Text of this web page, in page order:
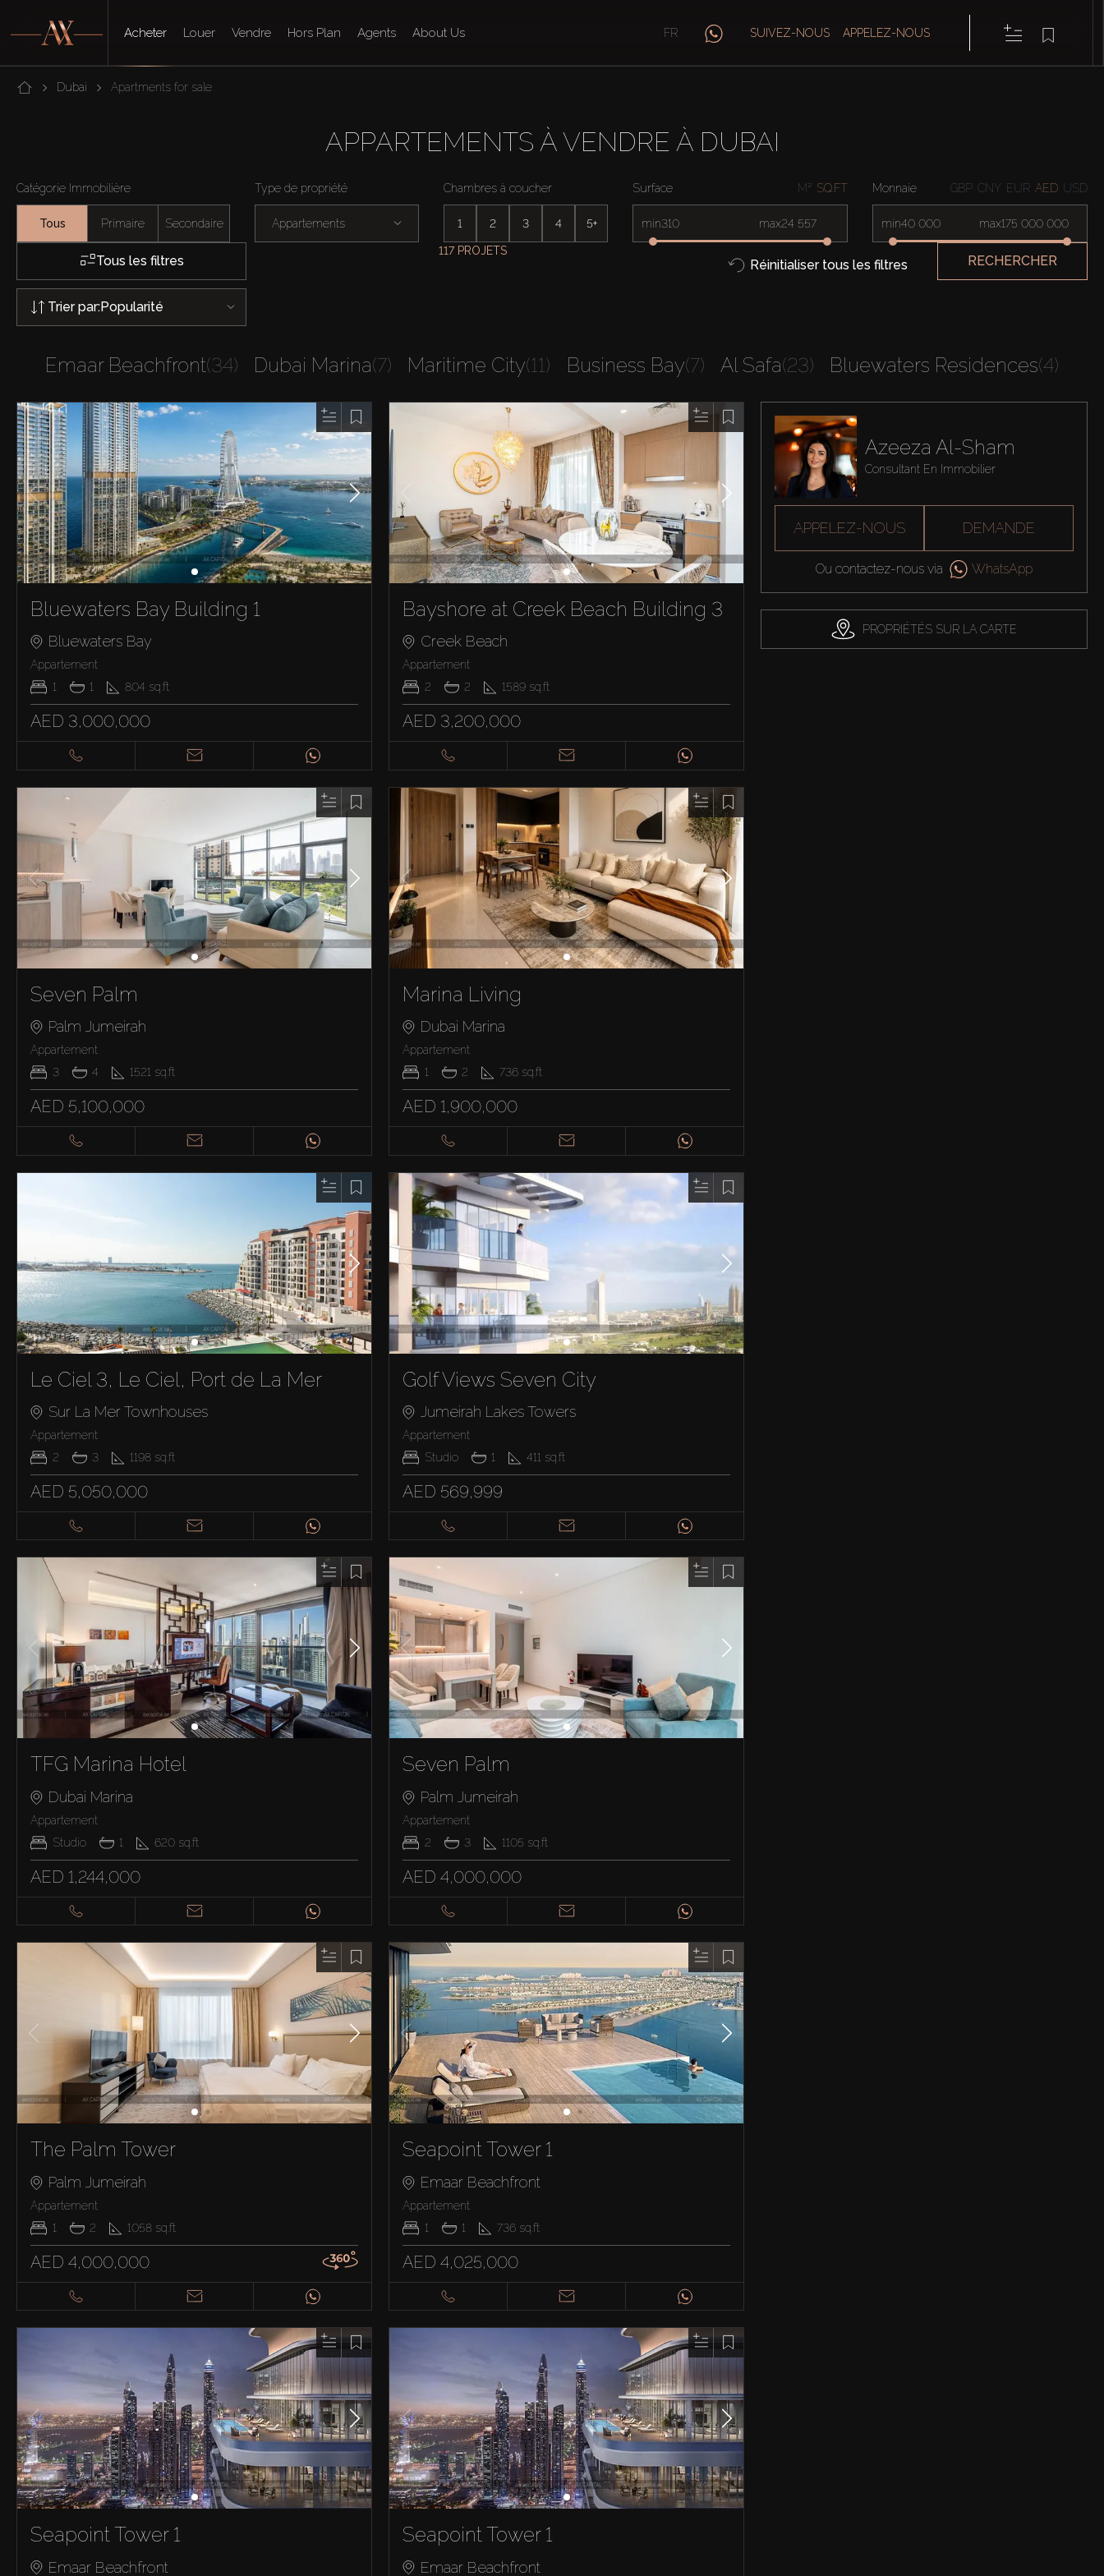
Acheter Louer Vendre Hors Plan Agents About Us FR SUIVEZ-NOUS APPELEZ-NOUS
Dubai Apartments for sale
APPARTEMENTS À VENDRE À DUBAI
Catégorie Immobilière
Tous Primaire Secondaire
Type de propriété
Appartements
Chambres à coucher
1 2 3 4 5+
Surface M² SQ.FT
min max
Monnaie GBP CNY EUR AED USD
min max
Tous les filtres
117 PROJETS
Réinitialiser tous les filtres RECHERCHER
Trier par:Popularité
Emaar Beachfront(34) Dubai Marina(7) Maritime City(11) Business Bay(7) Al Safa(23) Bluewaters Residences(4)
Bluewaters Bay Building 1
Bluewaters Bay
Appartement
1
1 804 sq.ft
AED 3,000,000
Bayshore at Creek Beach Building 3
Creek Beach
Appartement
2
2 1589 sq.ft
AED 3,200,000
Seven Palm
Palm Jumeirah
Appartement
3
4 1521 sq.ft
AED 5,100,000
Marina Living
Dubai Marina
Appartement
1
2 736 sq.ft
AED 1,900,000
Le Ciel 3, Le Ciel, Port de La Mer
Sur La Mer Townhouses
Appartement
2
3 1198 sq.ft
AED 5,050,000
Golf Views Seven City
Jumeirah Lakes Towers
Appartement
Studio
1 411 sq.ft
AED 569,999
TFG Marina Hotel
Dubai Marina
Appartement
Studio
1 620 sq.ft
AED 1,244,000
Seven Palm
Palm Jumeirah
Appartement
2
3 1105 sq.ft
AED 4,000,000
The Palm Tower
Palm Jumeirah
Appartement
1
2 1058 sq.ft
AED 4,000,000
Seapoint Tower 1
Emaar Beachfront
Appartement
1
1 736 sq.ft
AED 4,025,000
Seapoint Tower 1
Emaar Beachfront
Seapoint Tower 1
Emaar Beachfront
Azeeza Al-Sham
Consultant En Immobilier
APPELEZ-NOUS DEMANDE
Ou contactez-nous via WhatsApp
PROPRIÉTÉS SUR LA CARTE